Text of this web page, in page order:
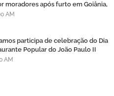
moradores após furto em Goiânia,
AM
participa de celebração do Dia
Popular do João Paulo II
AM